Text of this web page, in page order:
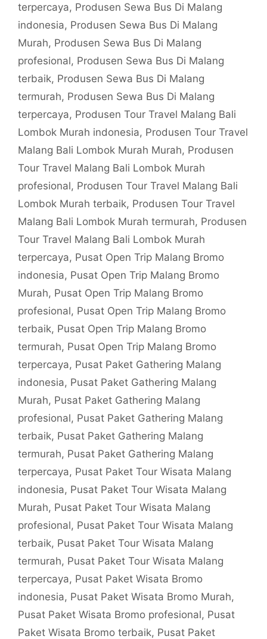
terpercaya, Produsen Sewa Bus Di Malang
indonesia, Produsen Sewa Bus Di Malang
Murah, Produsen Sewa Bus Di Malang
profesional, Produsen Sewa Bus Di Malang
terbaik, Produsen Sewa Bus Di Malang
termurah, Produsen Sewa Bus Di Malang
terpercaya, Produsen Tour Travel Malang Bali
Lombok Murah indonesia, Produsen Tour Travel
Malang Bali Lombok Murah Murah, Produsen
Tour Travel Malang Bali Lombok Murah
profesional, Produsen Tour Travel Malang Bali
Lombok Murah terbaik, Produsen Tour Travel
Malang Bali Lombok Murah termurah, Produsen
Tour Travel Malang Bali Lombok Murah
terpercaya, Pusat Open Trip Malang Bromo
indonesia, Pusat Open Trip Malang Bromo
Murah, Pusat Open Trip Malang Bromo
profesional, Pusat Open Trip Malang Bromo
terbaik, Pusat Open Trip Malang Bromo
termurah, Pusat Open Trip Malang Bromo
terpercaya, Pusat Paket Gathering Malang
indonesia, Pusat Paket Gathering Malang
Murah, Pusat Paket Gathering Malang
profesional, Pusat Paket Gathering Malang
terbaik, Pusat Paket Gathering Malang
termurah, Pusat Paket Gathering Malang
terpercaya, Pusat Paket Tour Wisata Malang
indonesia, Pusat Paket Tour Wisata Malang
Murah, Pusat Paket Tour Wisata Malang
profesional, Pusat Paket Tour Wisata Malang
terbaik, Pusat Paket Tour Wisata Malang
termurah, Pusat Paket Tour Wisata Malang
terpercaya, Pusat Paket Wisata Bromo
indonesia, Pusat Paket Wisata Bromo Murah,
Pusat Paket Wisata Bromo profesional, Pusat
Paket Wisata Bromo terbaik, Pusat Paket